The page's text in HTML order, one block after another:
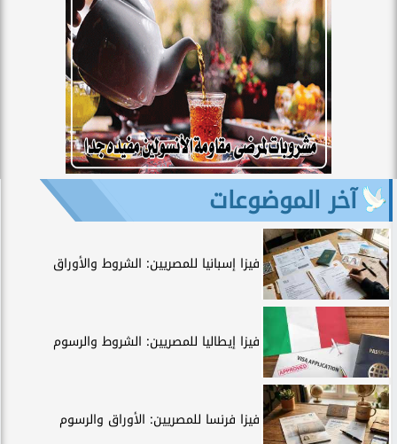
آخر الموضوعات
فيزا إسبانيا للمصريين: الشروط والأوراق
فيزا إيطاليا للمصريين: الشروط والرسوم
فيزا فرنسا للمصريين: الأوراق والرسوم